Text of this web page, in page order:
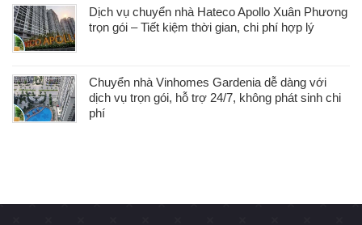
Dịch vụ chuyển nhà Hateco Apollo Xuân Phương
trọn gói – Tiết kiệm thời gian, chi phí hợp lý
Chuyển nhà Vinhomes Gardenia dễ dàng với
dịch vụ trọn gói, hỗ trợ 24/7, không phát sinh chi
phí